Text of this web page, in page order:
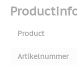
Product
Artikelnummer